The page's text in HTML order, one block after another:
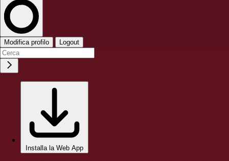
Modifica profilo Logout
Installa la Web App